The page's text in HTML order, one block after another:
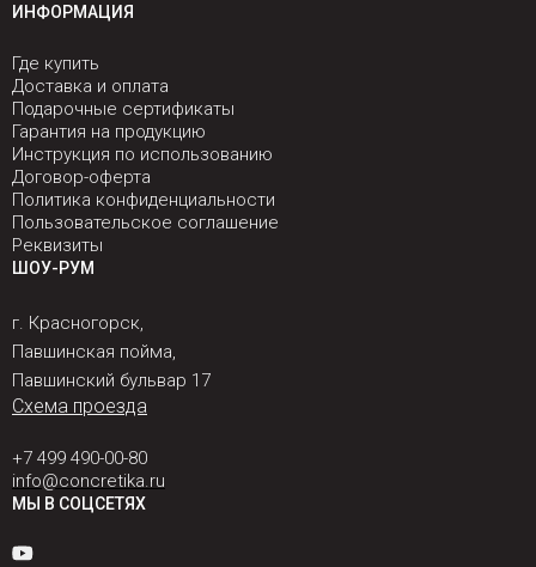
ИНФОРМАЦИЯ
Где купить
Доставка и оплата
Подарочные сертификаты
Гарантия на продукцию
Инструкция по использованию
Договор-оферта
Политика конфиденциальности
Пользовательское соглашение
Реквизиты
ШОУ-РУМ
г. Красногорск,
Павшинская пойма,
Павшинский бульвар 17
Схема проезда
+7 499 490-00-80
info@concretika.ru
МЫ В СОЦСЕТЯХ